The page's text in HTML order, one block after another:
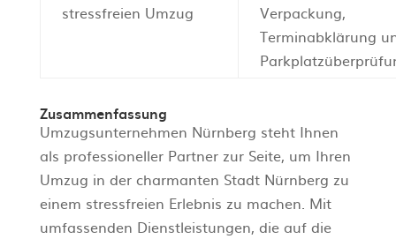
stressfreien Umzug
Verpackung,
Terminabklärung
Zusammenfassung
Umzugsunternehmen Nürnberg steht Ihnen
als professioneller Partner zur Seite, um Ihren
Umzug in der charmanten Stadt Nürnberg zu
einem stressfreien Erlebnis zu machen. Mit
umfassenden Dienstleistungen, die auf die